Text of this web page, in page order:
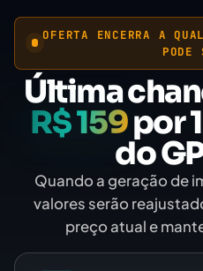
OFERTA ENCERRA A
PODE
Última
R$ 159por
do
Quando a geração de
valores serão
preço atual e